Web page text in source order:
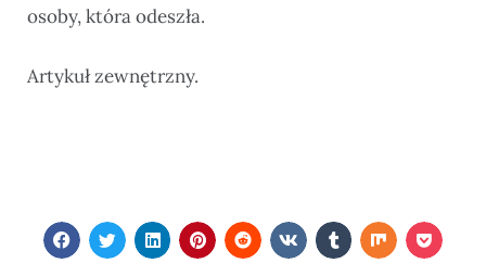
osoby, która odeszła.
Artykuł zewnętrzny.